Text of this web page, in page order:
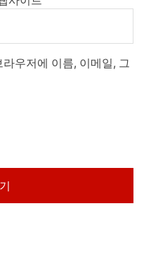
우저에 이름, 이메일, 그